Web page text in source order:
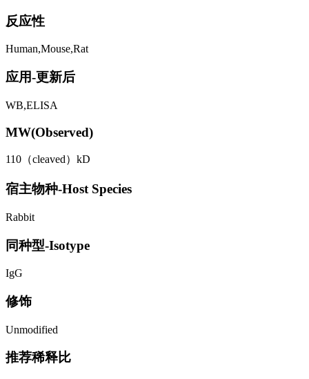
反应性
Human,Mouse,Rat
应用-更新后
WB,ELISA
MW(Observed)
110（cleaved）kD
宿主物种-Host Species
Rabbit
同种型-Isotype
IgG
修饰
Unmodified
推荐稀释比